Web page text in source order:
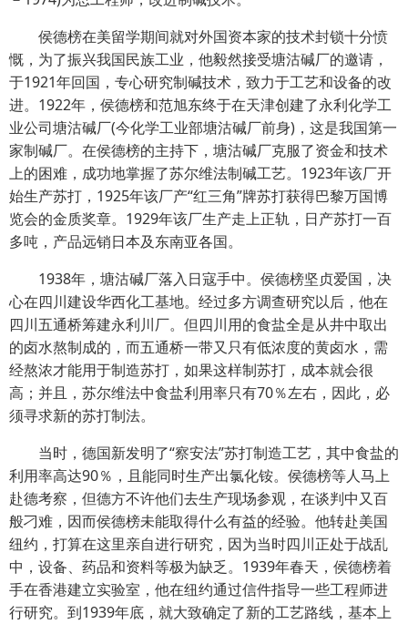
侯德榜在美留学期间就对外国资本家的技术封锁十分愤
慨，为了振兴我国民族工业，他毅然接受塘沽碱厂的邀请，
于1921年回国，专心研究制碱技术，致力于工艺和设备的改
进。1922年，侯德榜和范旭东终于在天津创建了永利化学工
业公司塘沽碱厂(今化学工业部塘沽碱厂前身)，这是我国第一
家制碱厂。在侯德榜的主持下，塘沽碱厂克服了资金和技术
上的困难，成功地掌握了苏尔维法制碱工艺。1923年该厂开
始生产苏打，1925年该厂产“红三角”牌苏打获得巴黎万国博
览会的金质奖章。1929年该厂生产走上正轨，日产苏打一百
多吨，产品远销日本及东南亚各国。
1938年，塘沽碱厂落入日寇手中。侯德榜坚贞爱国，决
心在四川建设华西化工基地。经过多方调查研究以后，他在
四川五通桥筹建永利川厂。但四川用的食盐全是从井中取出
的卤水熬制成的，而五通桥一带又只有低浓度的黄卤水，需
经熬浓才能用于制造苏打，如果这样制苏打，成本就会很
高；并且，苏尔维法中食盐利用率只有70％左右，因此，必
须寻求新的苏打制法。
当时，德国新发明了“察安法”苏打制造工艺，其中食盐的
利用率高达90％，且能同时生产出氯化铵。侯德榜等人马上
赴德考察，但德方不许他们去生产现场参观，在谈判中又百
般刁难，因而侯德榜未能取得什么有益的经验。他转赴美国
纽约，打算在这里亲自进行研究，因为当时四川正处于战乱
中，设备、药品和资料等极为缺乏。1939年春天，侯德榜着
手在香港建立实验室，他在纽约通过信件指导一些工程师进
行研究。到1939年底，就大致确定了新的工艺路线，基本上